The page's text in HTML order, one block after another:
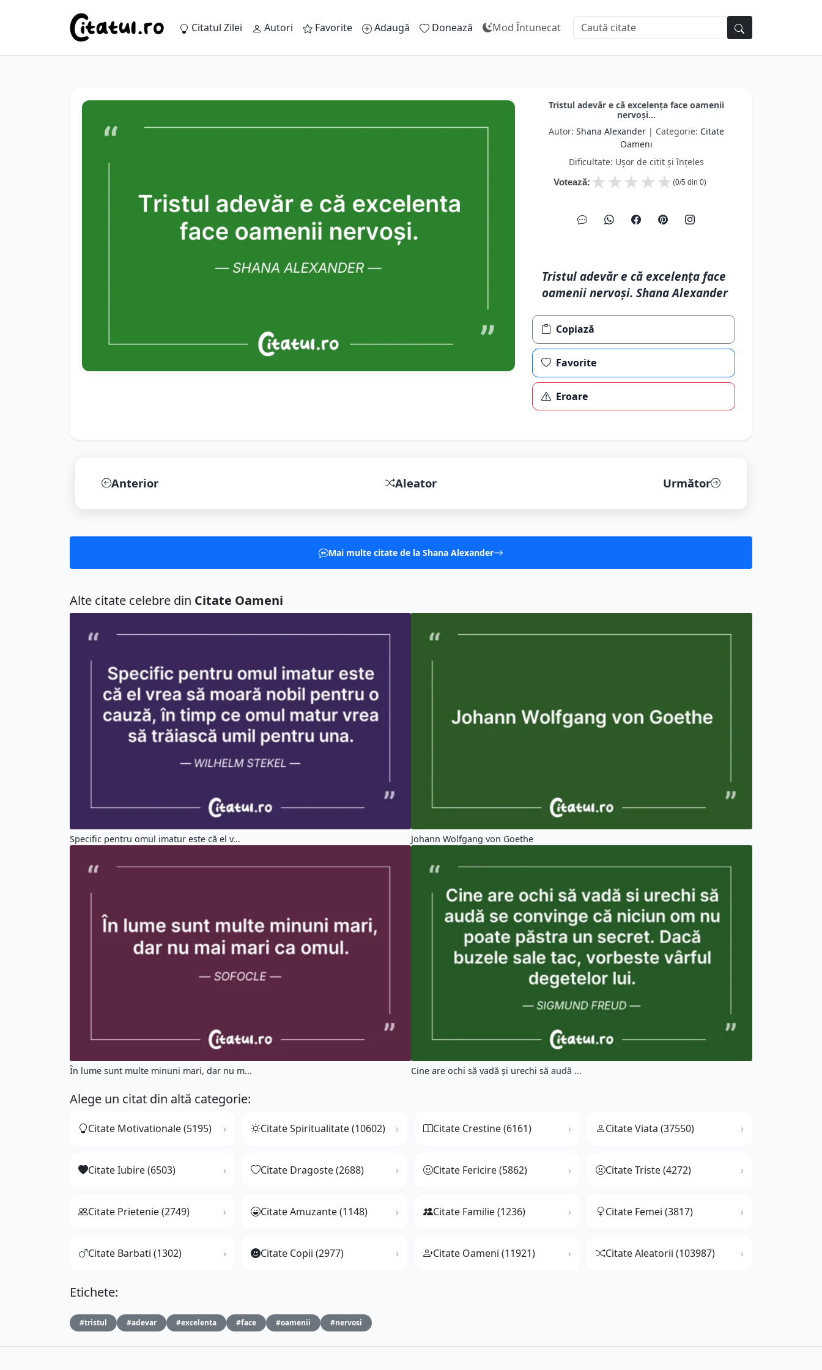
Citatul Zilei Autori Favorite Adaugă Donează Mod Întunecat
Tristul adevăr e că excelența face oamenii
nervoși...
Autor: Shana Alexander| Categorie: Citate
Oameni
Dificultate: Ușor de citit și înțeles
Votează: ★
★
★
★
★ (0/5 din 0)
Tristul adevăr e că excelența face
oamenii nervoși. Shana Alexander
Copiază
Favorite
Eroare
Anterior Aleator Următor
Mai multe citate de la Shana Alexander
Alte citate celebre din Citate Oameni
Specific pentru omul imatur este că el v... Johann Wolfgang von Goethe
În lume sunt multe minuni mari, dar nu m... Cine are ochi să vadă și urechi să audă ...
Alege un citat din altă categorie:
Citate Motivationale (5195) Citate Spiritualitate (10602) Citate Crestine (6161) Citate Viata (37550)
Citate Iubire (6503) Citate Dragoste (2688) Citate Fericire (5862) Citate Triste (4272)
Citate Prietenie (2749) Citate Amuzante (1148) Citate Familie (1236) Citate Femei (3817)
Citate Barbati (1302) Citate Copii (2977) Citate Oameni (11921) Citate Aleatorii (103987)
Etichete:
#tristul #adevar #excelenta #face #oamenii #nervosi